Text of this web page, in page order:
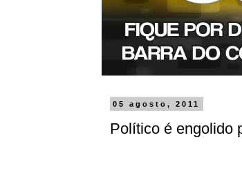
05 agosto, 2011
Político é engolido